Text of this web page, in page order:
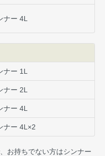
ナー 4L
ナー 1L
ナー 2L
ナー 4L
ナー 4L×2
お持ちでない方はシンナー